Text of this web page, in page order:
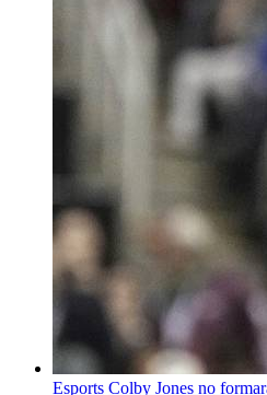
Esports Colby Jones no